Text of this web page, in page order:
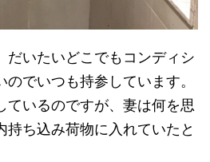
だいたいどこでもコンディシ
のでいつも持参しています。
ているのですが、妻は何を思
持ち込み荷物に入れていたと